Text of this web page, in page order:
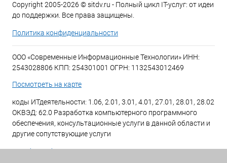
Copyright 2005-2026 © sitdv.ru - Полный цикл IT-услуг: от идеи
до поддержки. Все права защищены.
Политика конфиденциальности
ООО «Современные Информационные Технологии» ИНН:
2543028806 КПП: 254301001 ОГРН: 1132543012469
Посмотреть на карте
коды ИТдеятельности: 1.06, 2.01, 3.01, 4.01, 27.01, 28.01, 28.02
ОКВЭД: 62.0 Разработка компьютерного программного
обеспечения, консультационные услуги в данной области и
другие сопутствующие услуги